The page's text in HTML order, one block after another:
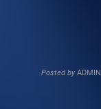
Posted by ADMIN